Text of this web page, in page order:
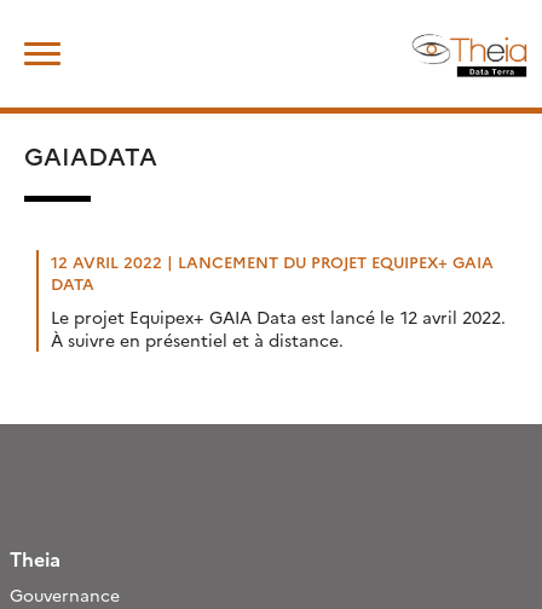
content
GAIADATA
12 AVRIL 2022 | LANCEMENT DU PROJET EQUIPEX+ GAIA
DATA
Le projet Equipex+ GAIA Data est lancé le 12 avril 2022.
À suivre en présentiel et à distance.
Theia
Gouvernance